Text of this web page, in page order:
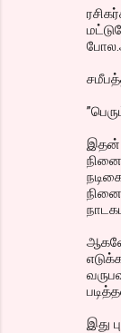
இதன்
இது